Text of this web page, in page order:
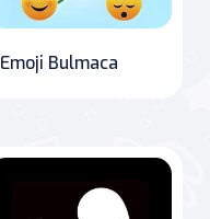
Emoji Bulmaca